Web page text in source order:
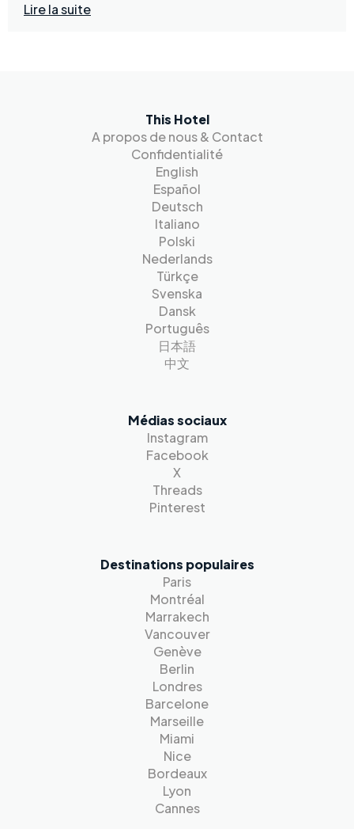
Lire la suite
This Hotel
A propos de nous & Contact
Confidentialité
English
Español
Deutsch
Italiano
Polski
Nederlands
Türkçe
Svenska
Dansk
Português
日本語
中文
Médias sociaux
Instagram
Facebook
X
Threads
Pinterest
Destinations populaires
Paris
Montréal
Marrakech
Vancouver
Genève
Berlin
Londres
Barcelone
Marseille
Miami
Nice
Bordeaux
Lyon
Cannes